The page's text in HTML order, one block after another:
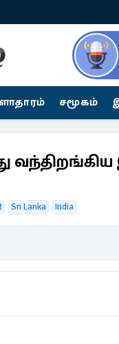
சமூகம்
Sri Lanka India